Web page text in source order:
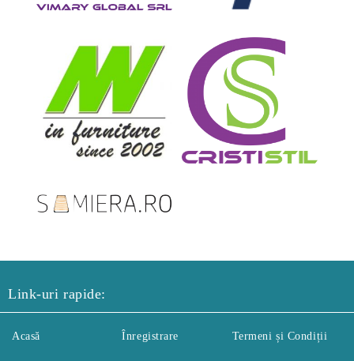
Link-uri rapide:
Acasă Înregistrare Termeni și Condiții